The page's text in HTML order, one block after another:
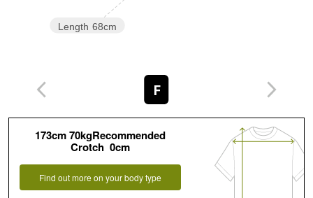
Length 68cm
F
173cm 70kgRecommended
Crotch 0cm
Find out more on your body type